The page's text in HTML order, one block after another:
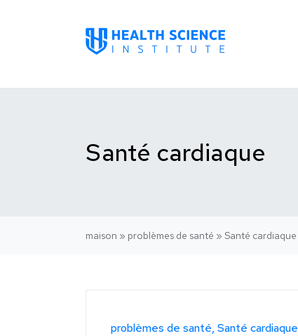
Santé cardiaque
maison » problèmes de santé » Santé cardiaque
problèmes de santé Santé cardiaque